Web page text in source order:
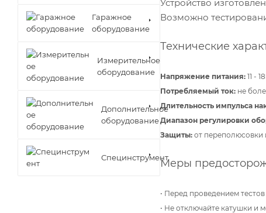
Устройство
Возможно
Технические
Напряжение питания: 11 -
Потребляемый ток: не
Длительность импульса
Диапазон регулировки
Защиты: от переполюсовки
Меры
• Перед проведением
• Не отключайте катушки и
Гаражное
оборудование
Измерительное
оборудование
Дополнительное
оборудование
Специнструмент